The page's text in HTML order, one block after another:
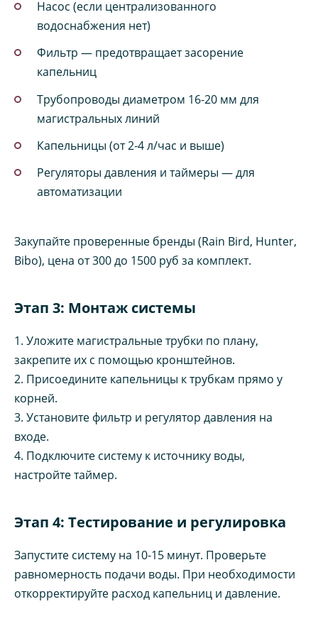
Насос (если централизованного
водоснабжения нет)
Фильтр — предотвращает засорение
капельниц
Трубопроводы диаметром 16‑20 мм для
магистральных линий
Капельницы (от 2‑4 л/час и выше)
Регуляторы давления и таймеры — для
автоматизации
Закупайте проверенные бренды (Rain Bird, Hunter,
Bibo), цена от 300 до 1500 руб за комплект.
Этап 3: Монтаж системы
1. Уложите магистральные трубки по плану,
закрепите их с помощью кронштейнов.
2. Присоедините капельницы к трубкам прямо у
корней.
3. Установите фильтр и регулятор давления на
входе.
4. Подключите систему к источнику воды,
настройте таймер.
Этап 4: Тестирование и регулировка
Запустите систему на 10‑15 минут. Проверьте
равномерность подачи воды. При необходимости
откорректируйте расход капельниц и давление.